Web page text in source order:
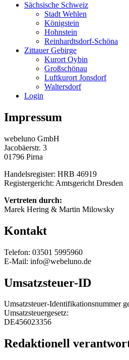
Sächsische Schweiz
Stadt Wehlen
Königstein
Hohnstein
Reinhardtsdorf-Schöna
Zittauer Gebirge
Kurort Oybin
Großschönau
Luftkurort Jonsdorf
Waltersdorf
Login
Impressum
webeluno GmbH
Jacobäerstr. 3
01796 Pirna
Handelsregister: HRB 46919
Registergericht: Amtsgericht Dresden
Vertreten durch:
Marek Hering & Martin Milowsky
Kontakt
Telefon: 03501 5995960
E-Mail: info@webeluno.de
Umsatzsteuer-ID
Umsatzsteuer-Identifikationsnummer
Umsatzsteuergesetz:
DE456023356
Redaktionell